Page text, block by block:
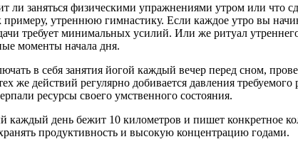
ли заняться физическими упражнениями утром или что
утреннюю гимнастику. Если каждое утро вы
требует минимальных усилий. Или же ритуал
моменты начала дня.
в себя занятия йогой каждый вечер перед сном,
действий регулярно добивается давления требуемого
ресурсы своего умственного состояния.
день бежит 10 километров и пишет конкретное
продуктивность и высокую концентрацию годами.